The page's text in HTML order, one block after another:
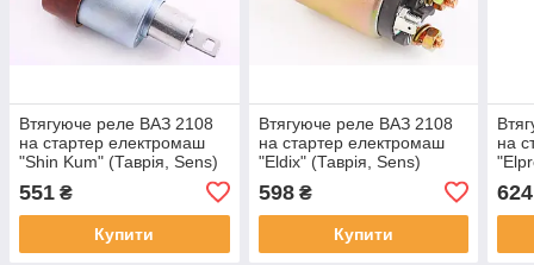
Втягуюче реле ВАЗ 2108
на стартер електромаш
"Shin Kum" (Таврія, Sens)
551 ₴
Купити
Втягуюче реле ВАЗ 2108
на стартер електромаш
"Eldix" (Таврія, Sens)
598₴
Купити
на
624